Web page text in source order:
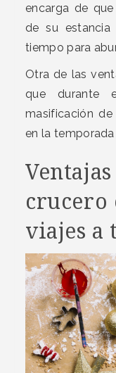
encarga de
de su
tiempo para
Otra de las
que durante
masificación
en la
crucero
viajes a